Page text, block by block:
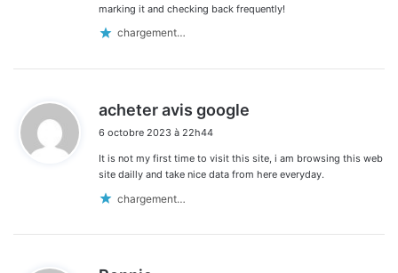
marking it and checking back frequently!
chargement…
acheter avis google
:
6 octobre 2023 à 22h44
It is not my first time to visit this site, i am browsing this web
site dailly and take nice data from here everyday.
chargement…